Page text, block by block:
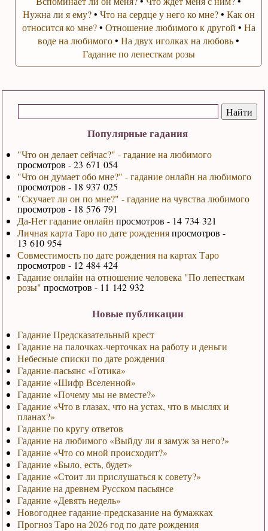
Популярные гадания
"Что он делает сейчас?" - гадание на любимого
просмотров - 23 671 054
"Что он думает обо мне?" - гадание онлайн на любимого
просмотров - 18 937 025
"Скучает ли он по мне?" - гадание на чувства любимого
просмотров - 18 576 791
Да-Нет гадание онлайн просмотров - 14 734 321
Личная карта Таро по дате рожденияпросмотров -
13 610 954
Совместимость по дате рождения на картах Таро
просмотров - 12 484 424
Гадание онлайн на отношение человека "По лепесткам
розы" просмотров - 11 142 932
Новые публикации
Гадание Предсказательный крест
Гадание на палочках-черточках на работу и деньги
Небесные списки по дате рождения
Гадание-пасьянс «Готика»
Гадание «Шифр Вселенной»
Гадание «Почему мы не вместе?»
Гадание «Что в глазах, что на устах, что в мыслях и
планах?»
Гадание по кругу ответов
Гадание на любимого «Выйду ли я замуж за него?»
Гадание «Что со мной происходит?»
Гадание «Было, есть, будет»
Гадание «Стоит ли прислушаться к совету?»
Гадание на древнем Русском пасьянсе
Гадание «Девять недель»
Новогоднее гадание-предсказание на бумажках
Прогноз Таро на 2026 год по дате рождения
Нужна ли я ему?• Что на сердце у него ко мне?• Как он
относится ко мне?• Отношение любимого к другой • На
воде на любимого•На двух иголках на любовь•
Гадание по лепесткам розы